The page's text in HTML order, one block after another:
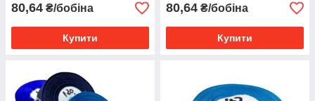
80,64 ₴/бобіна
Купити
80,64 ₴/бобіна
Купити